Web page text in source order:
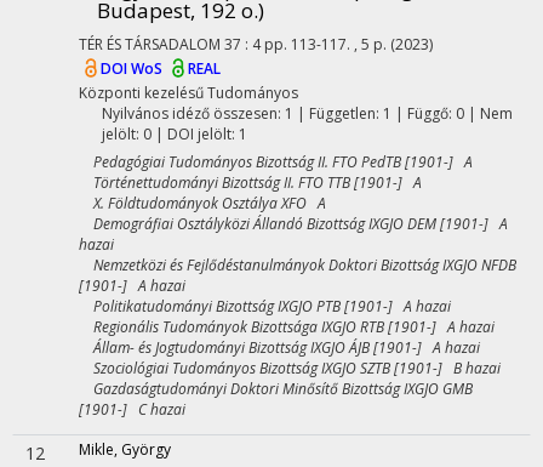
Budapest, 192 o.)
TÉR ÉS TÁRSADALOM 37 : 4 pp. 113-117. , 5 p. (2023)
DOIWoS
REAL
Központi kezelésűTudományos
Nyilvános idéző összesen: 1 | Független: 1 | Függő: 0 | Nem
jelölt: 0 | DOI jelölt: 1
Pedagógiai Tudományos Bizottság II. FTO PedTB [1901-] A
Történettudományi Bizottság II. FTO TTB [1901-] A
X. Földtudományok Osztálya XFO A
Demográfiai Osztályközi Állandó Bizottság IXGJO DEM [1901-] A
hazai
Nemzetközi és Fejlődéstanulmányok Doktori Bizottság IXGJO NFDB
[1901-] A hazai
Politikatudományi Bizottság IXGJO PTB [1901-] A hazai
Regionális Tudományok Bizottsága IXGJO RTB [1901-] A hazai
Állam- és Jogtudományi Bizottság IXGJO ÁJB [1901-] A hazai
Szociológiai Tudományos Bizottság IXGJO SZTB [1901-] B hazai
Gazdaságtudományi Doktori Minősítő Bizottság IXGJO GMB
[1901-] C hazai
12 Mikle, György